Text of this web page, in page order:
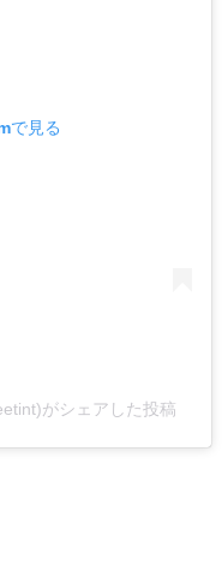
で見る
がシェアした投稿